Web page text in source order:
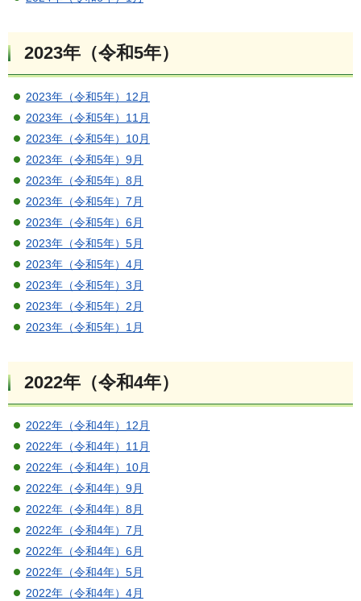
2023年（令和5年）
2023年（令和5年）12月
2023年（令和5年）11月
2023年（令和5年）10月
2023年（令和5年）9月
2023年（令和5年）8月
2023年（令和5年）7月
2023年（令和5年）6月
2023年（令和5年）5月
2023年（令和5年）4月
2023年（令和5年）3月
2023年（令和5年）2月
2023年（令和5年）1月
2022年（令和4年）
2022年（令和4年）12月
2022年（令和4年）11月
2022年（令和4年）10月
2022年（令和4年）9月
2022年（令和4年）8月
2022年（令和4年）7月
2022年（令和4年）6月
2022年（令和4年）5月
2022年（令和4年）4月